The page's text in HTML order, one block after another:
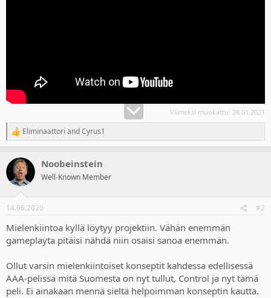
Viimeksi muokattu: 28.01.2021
R
e
c
i
s
Eliminaattori andCyrus1
Noobeinstein
Well-Known Member
14.06.2020 #2
Mielenkiintoa kyllä löytyy projektiin. Vähän enemmän
gameplayta pitäisi nähdä niin osaisi sanoa enemmän.
Ollut varsin mielenkiintoiset konseptit kahdessa edellisessä
AAA-pelissä mitä Suomesta on nyt tullut, Control ja nyt tämä
peli. Ei ainakaan mennä sieltä helpoimman konseptin kautta.